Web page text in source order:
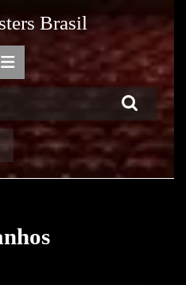
Brasil
Button